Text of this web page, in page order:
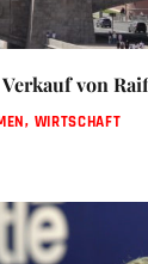
von
, WIRTSCHAFT